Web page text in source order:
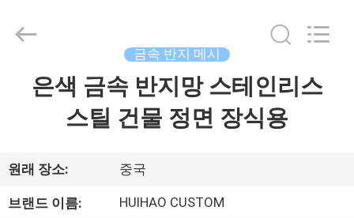
품
2026
금속 반지 메시
은색 금속 반지망 스테인리스
스틸 건물 정면 장식용
원래 장소: 중국
브랜드 이름: HUIHAO CUSTOM